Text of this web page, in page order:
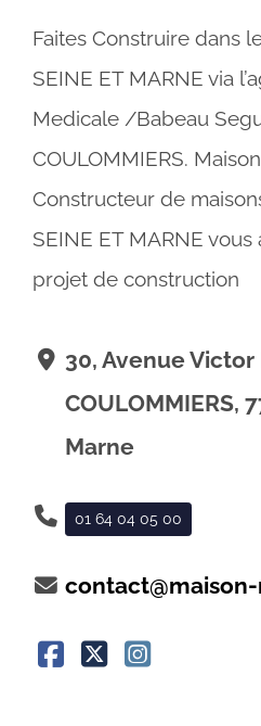
Faites Construire dans
SEINE ET MARNE via
Medicale /Babeau
COULOMMIERS.
Constructeur de
SEINE ET MARNE
projet de construction
30, Avenue Victor
COULOMMIERS,
Marne
01 64 04 05 00